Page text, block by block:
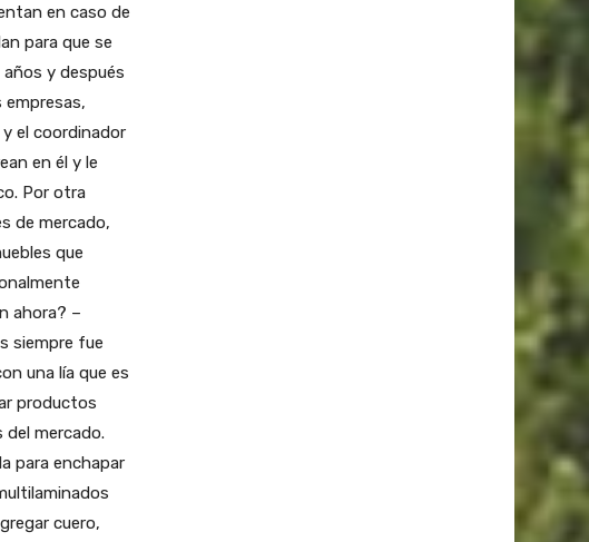
en caso de
para que se
y después
el coordinador
en él y le
Por otra
de mercado,
que
ahora? –
siempre fue
una lía que es
productos
mercado.
para enchapar
cuero,